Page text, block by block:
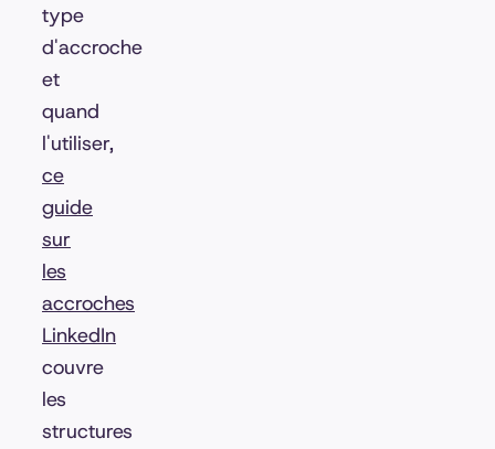
type
d'accroche
et
quand
l'utiliser,
ce
guide
sur
les
accroches
LinkedIn
couvre
les
structures